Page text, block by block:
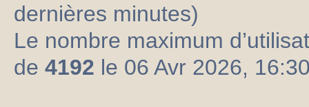
dernières minutes)
Le nombre maximum
de 4192 le 06 Avr 2026,